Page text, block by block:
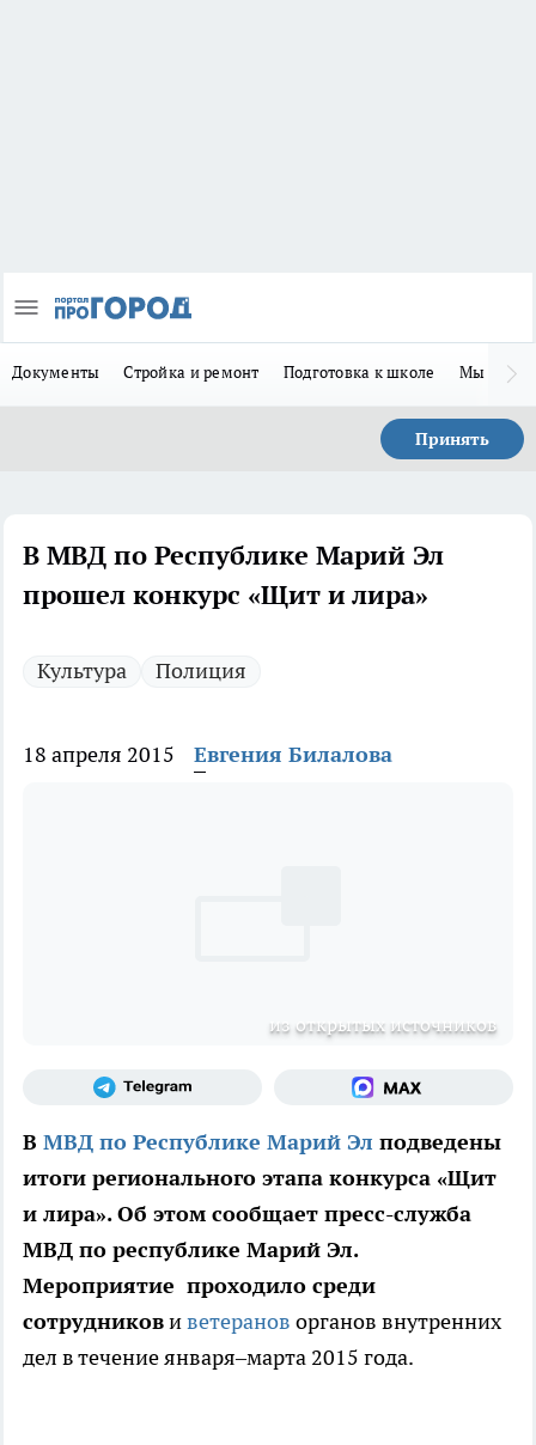
Документы Стройка и ремонт Подготовка к школе Мы в MAX
Принять
В МВД по Республике Марий Эл
прошел конкурс «Щит и лира»
Культура Полиция
18 апреля 2015 Евгения Билалова
из открытых источников
В МВД по Республике Марий Эл подведены
итоги регионального этапа конкурса «Щит
и лира». Об этом сообщает пресс-служба
МВД по республике Марий Эл.
Мероприятие проходило среди
сотрудниковиветеранов органов внутренних
дел в течение января–марта 2015 года.